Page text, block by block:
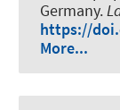
Germany.
https://
More...